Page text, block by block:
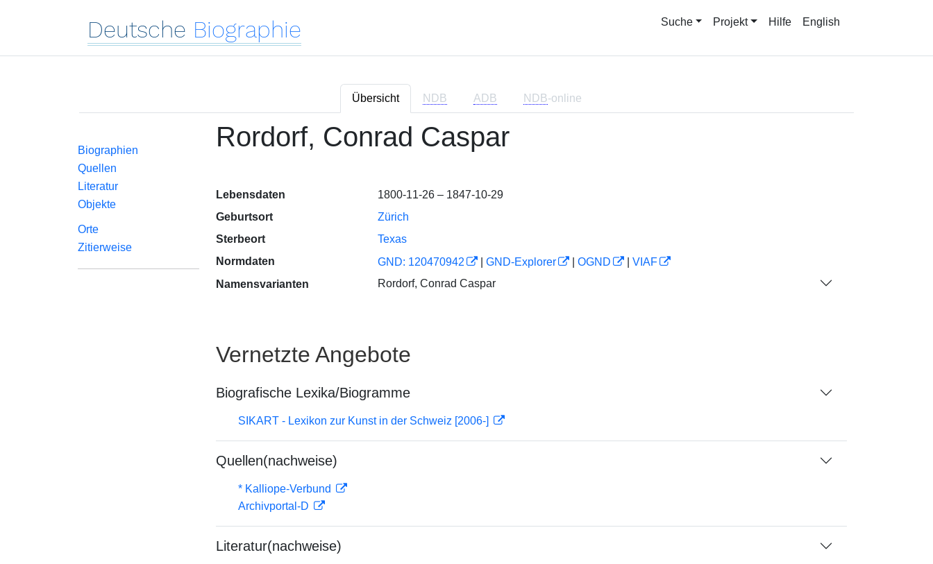
Deutsche Biographie Suche Projekt Hilfe English
Übersicht NDB ADB NDB-online
Biographien
Quellen
Literatur
Objekte
Orte
Zitierweise
Rordorf, Conrad Caspar
Lebensdaten
1800-11-26 – 1847-10-29
Geburtsort
Zürich
Sterbeort
Texas
Normdaten
GND: 120470942 GND-Explorer OGND
VIAF
Namensvarianten
Rordorf, Conrad Caspar
Vernetzte Angebote
Biografische Lexika/Biogramme
SIKART - Lexikon zur Kunst in der Schweiz [2006-]
Quellen(nachweise)
* Kalliope-Verbund
Archivportal-D
Literatur(nachweise)